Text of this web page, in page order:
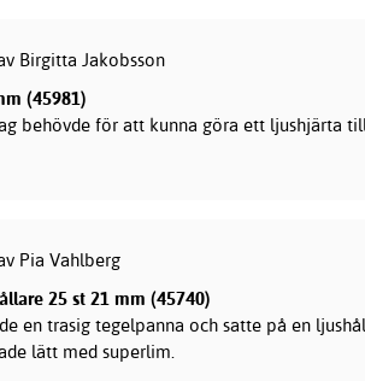
Birgitta Jakobsson
(45981)
behövde för att kunna göra ett ljushjärta
Pia Vahlberg
25 st 21 mm (45740)
en trasig tegelpanna och satte på en
lätt med superlim.